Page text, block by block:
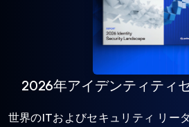
2026年アイデンティティ
世界のITおよびセキュリティ リー